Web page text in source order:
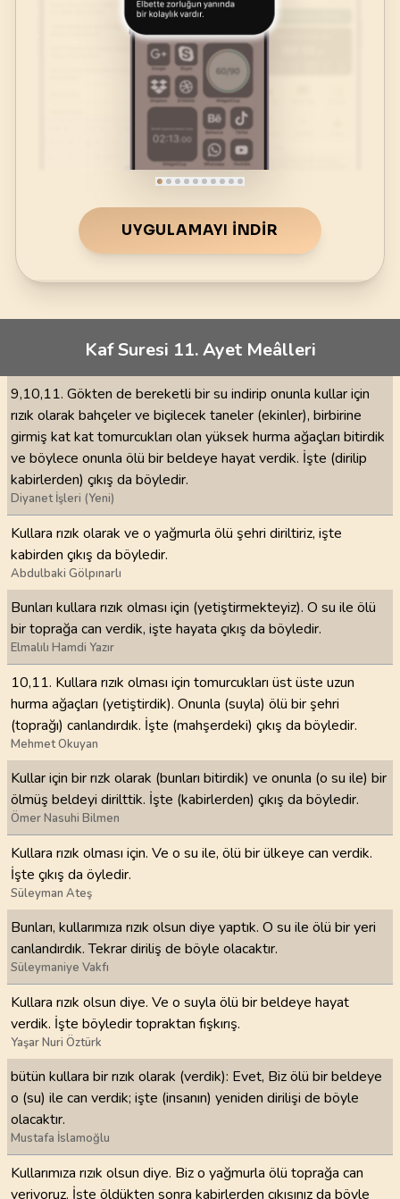
UYGULAMAYI İNDIR
Kaf Suresi 11. Ayet Meâlleri
9,10,11. Gökten de bereketli bir su indirip onunla kullar için
rızık olarak bahçeler ve biçilecek taneler (ekinler), birbirine
girmiş kat kat tomurcukları olan yüksek hurma ağaçları bitirdik
ve böylece onunla ölü bir beldeye hayat verdik. İşte (dirilip
kabirlerden) çıkış da böyledir.
Diyanet İşleri (Yeni)
Kullara rızık olarak ve o yağmurla ölü şehri diriltiriz, işte
kabirden çıkış da böyledir.
Abdulbaki Gölpınarlı
Bunları kullara rızık olması için (yetiştirmekteyiz). O su ile ölü
bir toprağa can verdik, işte hayata çıkış da böyledir.
Elmalılı Hamdi Yazır
10,11. Kullara rızık olması için tomurcukları üst üste uzun
hurma ağaçları (yetiştirdik). Onunla (suyla) ölü bir şehri
(toprağı) canlandırdık. İşte (mahşerdeki) çıkış da böyledir.
Mehmet Okuyan
Kullar için bir rızk olarak (bunları bitirdik) ve onunla (o su ile) bir
ölmüş beldeyi dirilttik. İşte (kabirlerden) çıkış da böyledir.
Ömer Nasuhi Bilmen
Kullara rızık olması için. Ve o su ile, ölü bir ülkeye can verdik.
İşte çıkış da öyledir.
Süleyman Ateş
Bunları, kullarımıza rızık olsun diye yaptık. O su ile ölü bir yeri
canlandırdık. Tekrar diriliş de böyle olacaktır.
Süleymaniye Vakfı
Kullara rızık olsun diye. Ve o suyla ölü bir beldeye hayat
verdik. İşte böyledir topraktan fışkırış.
Yaşar Nuri Öztürk
bütün kullara bir rızık olarak (verdik): Evet, Biz ölü bir beldeye
o (su) ile can verdik; işte (insanın) yeniden dirilişi de böyle
olacaktır.
Mustafa İslamoğlu
Kullarımıza rızık olsun diye. Biz o yağmurla ölü toprağa can
veriyoruz. İşte öldükten sonra kabirlerden çıkışınız da böyle